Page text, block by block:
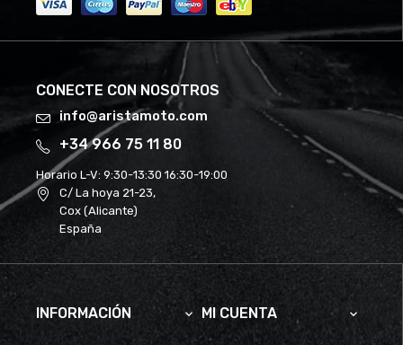
CONECTE CON NOSOTROS
info@aristamoto.com
+34 966 75 11 80
Horario L-V: 9:30-13:30 16:30-19:00
C/ La hoya 21-23,
Cox (Alicante)
España
INFORMACIÓN  MI CUENTA 